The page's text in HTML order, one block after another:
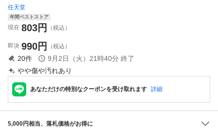
任天堂
年間ベストストア
現在 803円 （税込）
即決 990円 （税込）
20件 9月2日（火）21時40分 終了
やや傷や汚れあり
あなただけの特別なクーポンを受け取れます 詳細
5,000円相当、落札価格がお得に